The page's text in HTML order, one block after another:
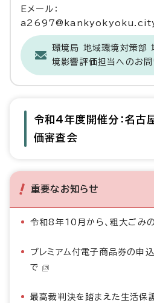
Eメール：
環境局 地域環境対策部
境影響評価担当へのお
令和4年度開催分：名古
価審査会
重要なお知らせ
令和8年10月から、粗大ごみ
プレミアム付電子商品券の申
で
最高裁判決を踏まえた生活保